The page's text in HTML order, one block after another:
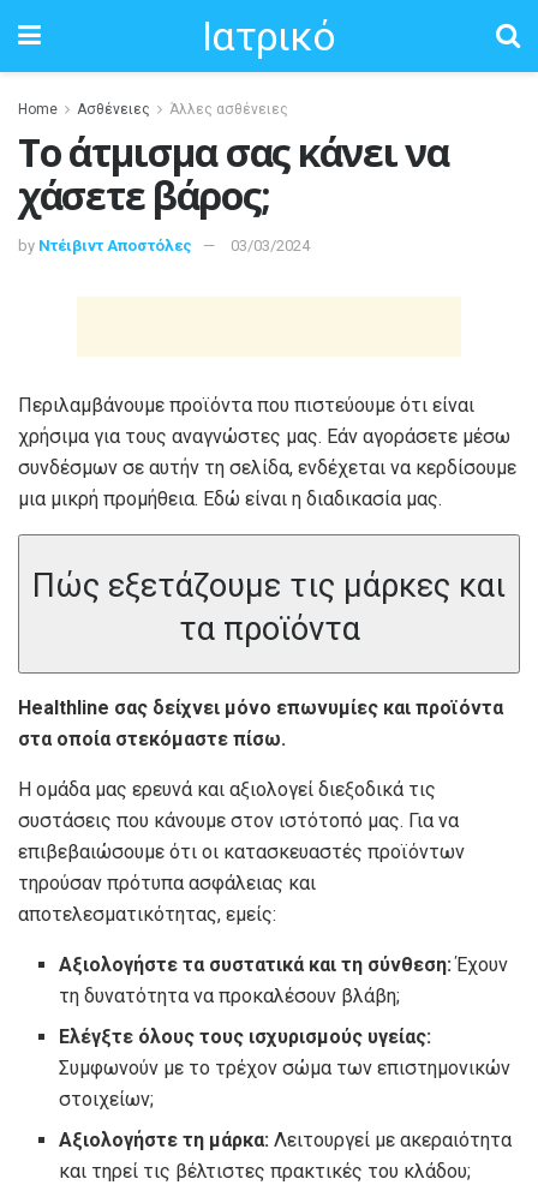
Ιατρικό
Home Ασθένειες Άλλες ασθένειες
Το άτμισμα σας κάνει να
χάσετε βάρος;
by Ντέιβιντ Αποστόλες 03/03/2024
Περιλαμβάνουμε προϊόντα που πιστεύουμε ότι είναι
χρήσιμα για τους αναγνώστες μας. Εάν αγοράσετε μέσω
συνδέσμων σε αυτήν τη σελίδα, ενδέχεται να κερδίσουμε
μια μικρή προμήθεια. Εδώ είναι η διαδικασία μας.
Πώς εξετάζουμε τις μάρκες και
τα προϊόντα
Healthline σας δείχνει μόνο επωνυμίες και προϊόντα
στα οποία στεκόμαστε πίσω.
Η ομάδα μας ερευνά και αξιολογεί διεξοδικά τις
συστάσεις που κάνουμε στον ιστότοπό μας. Για να
επιβεβαιώσουμε ότι οι κατασκευαστές προϊόντων
τηρούσαν πρότυπα ασφάλειας και
αποτελεσματικότητας, εμείς:
Αξιολογήστε τα συστατικά και τη σύνθεση: Έχουν
τη δυνατότητα να προκαλέσουν βλάβη;
Ελέγξτε όλους τους ισχυρισμούς υγείας:
Συμφωνούν με το τρέχον σώμα των επιστημονικών
στοιχείων;
Αξιολογήστε τη μάρκα: Λειτουργεί με ακεραιότητα
και τηρεί τις βέλτιστες πρακτικές του κλάδου;